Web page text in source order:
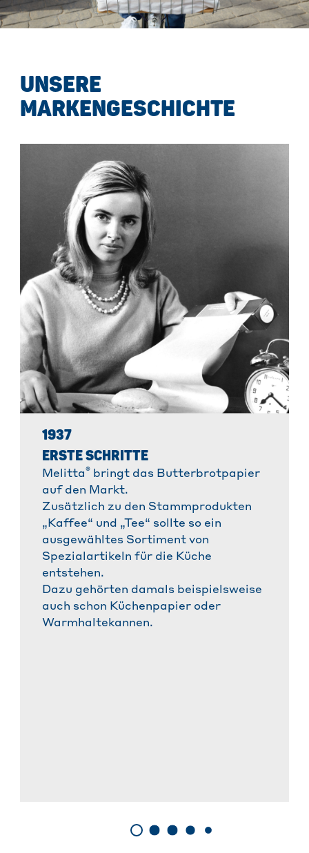
UNSERE
MARKENGESCHICHTE
1937
ERSTE SCHRITTE
Melitta® bringt das Butterbrotpapier
auf den Markt.
Zusätzlich zu den Stammprodukten
„Kaffee“ und „Tee“ sollte so ein
ausgewähltes Sortiment von
Spezialartikeln für die Küche
entstehen.
Dazu gehörten damals beispielsweise
auch schon Küchenpapier oder
Warmhaltekannen.